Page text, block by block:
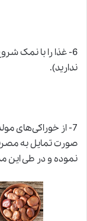
6- غذا ر ابا نمک
ندارید).
7- از خوراکی‌های مولد ریاح مانند
نموده و در طی این مدت 3-2 بار آب آن را